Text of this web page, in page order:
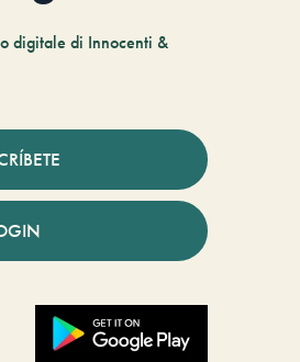
digitale di Innocenti &